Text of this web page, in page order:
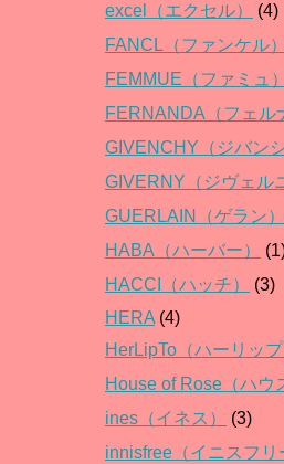
excel（エクセル）
(4)
FANCL（ファンケル）
FEMMUE（ファミュ）
FERNANDA（フェル
GIVENCHY（ジバンシ
GIVERNY（ジヴェル
GUERLAIN（ゲラン）
HABA（ハーバー）
HACCI（ハッチ）
(3)
HERA(4)
HerLipTo（ハーリップ
House of Rose（ハ
ines（イネス）
(3)
innisfree（イニスフリ